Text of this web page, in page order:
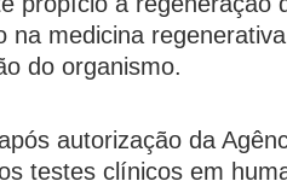
na medicina
do organismo.
autorização da
testes clínicos em